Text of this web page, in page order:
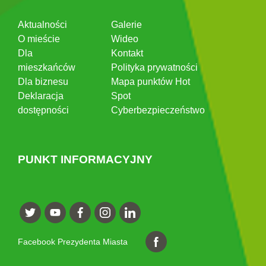
Aktualności
O mieście
Dla
mieszkańców
Dla biznesu
Deklaracja
dostępności
Galerie
Wideo
Kontakt
Polityka prywatności
Mapa punktów Hot
Spot
Cyberbezpieczeństwo
PUNKT INFORMACYJNY
Facebook Prezydenta Miasta